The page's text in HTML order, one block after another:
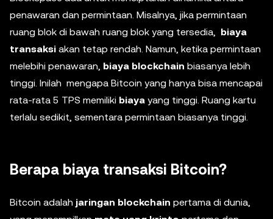
penawaran dan permintaan. Misalnya, jika permintaan
ruang blok di bawah ruang blok yang tersedia, biaya
transaksi akan tetap rendah. Namun, ketika permintaan
melebihi penawaran, biaya blockchain biasanya lebih
tinggi. Inilah mengapa Bitcoin yang hanya bisa mencapai
rata-rata 5 TPS memiliki biaya yang tinggi. Ruang kartu
terlalu sedikit, sementara permintaan biasanya tinggi.
Berapa biaya transaksi Bitcoin?
Bitcoin adalah jaringan blockchain pertama di dunia,